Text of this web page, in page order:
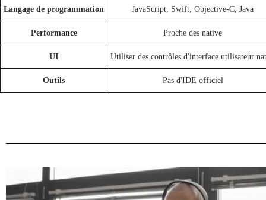
Langage de programmation JavaScript, Swift, Objective-C, Java
Performance Proche des native
UI Utiliser des contrôles d'interface utilisateur
Outils Pas d'IDE officiel